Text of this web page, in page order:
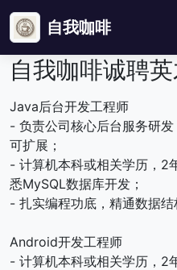
自我咖啡
自我咖啡诚聘
Java后台开发工程师
- 负责公司核心后台服务研发
可扩展；
- 计算机本科或相关学历，2
悉MySQL数据库开发；
- 扎实编程功底，精通数据结
Android开发工程师
- 计算机本科或相关学历，2